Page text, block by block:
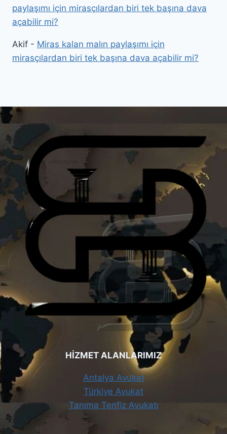
paylaşımı için mirasçılardan biri tek başına dava
açabilir mi?
Akif - Miras kalan malın paylaşımı için
mirasçılardan biri tek başına dava açabilir mi?
HİZMET ALANLARIMIZ
Antalya Avukat
Türkiye Avukat
Tanıma Tenfiz Avukatı